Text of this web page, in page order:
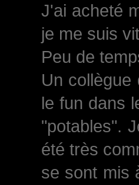
J'ai acheté
je me suis
Peu de
Un
le fun dans
"potables".
été très
se sont mis